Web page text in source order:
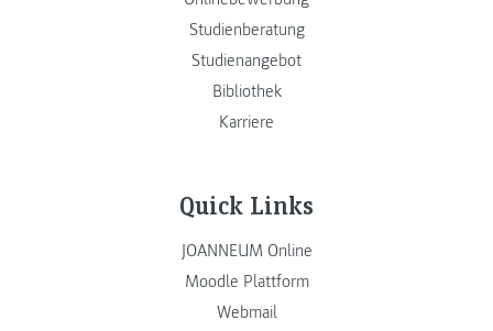
Studienberatung
Studienangebot
Bibliothek
Karriere
Quick Links
JOANNEUM Online
Moodle Plattform
Webmail